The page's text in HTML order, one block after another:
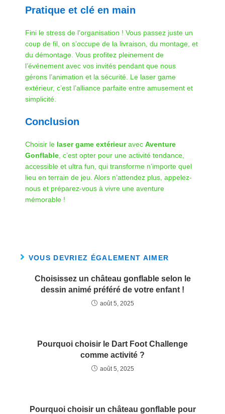
Pratique et clé en main
Fini le stress de l’organisation ! Vous passez juste un
coup de fil, on s’occupe de la livraison, du montage, et
du démontage. Vous profitez pleinement de
l’événement avec vos invités pendant que nous
gérons l’animation et la sécurité. Le laser game
extérieur, c’est l’alliance parfaite entre amusement et
simplicité.
Conclusion
Choisir le laser game extérieuravecAventure
Gonflable , c’est opter pour une activité tendance,
accessible et ultra fun, qui transforme n’importe quel
lieu en terrain de jeu. Alors n’attendez plus, appelez-
nous et préparez-vous à vivre une aventure
mémorable !
VOUS DEVRIEZ ÉGALEMENT AIMER
Choisissez un château gonflable selon le
dessin animé préféré de votre enfant !
août 5, 2025
Pourquoi choisir le Dart Foot Challenge
comme activité ?
août 5, 2025
Pourquoi choisir un château gonflable pour